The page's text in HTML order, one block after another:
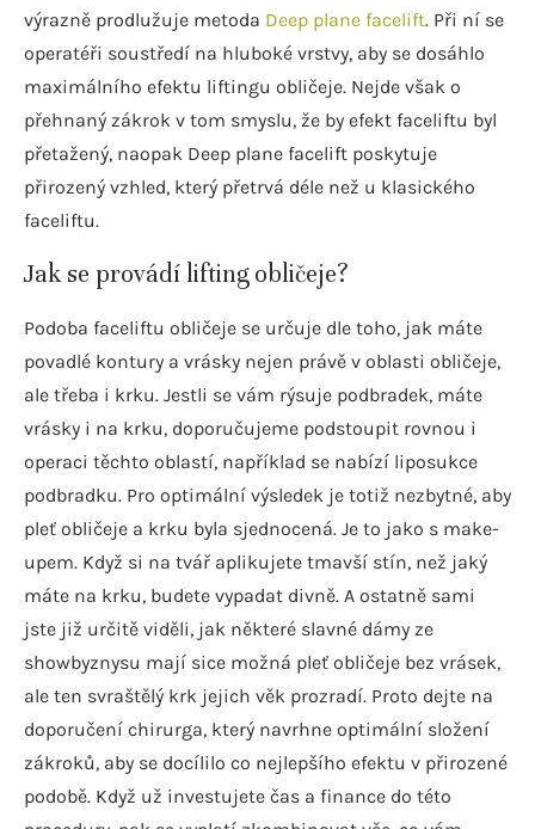
výrazně prodlužuje metoda Deep plane facelift. Při ní se
operatéři soustředí na hluboké vrstvy, aby se dosáhlo
maximálního efektu liftingu obličeje. Nejde však o
přehnaný zákrok v tom smyslu, že by efekt faceliftu byl
přetažený, naopak Deep plane facelift poskytuje
přirozený vzhled, který přetrvá déle než u klasického
faceliftu.
Jak se provádí lifting obličeje?
Podoba faceliftu obličeje se určuje dle toho, jak máte
povadlé kontury a vrásky nejen právě v oblasti obličeje,
ale třeba i krku. Jestli se vám rýsuje podbradek, máte
vrásky i na krku, doporučujeme podstoupit rovnou i
operaci těchto oblastí, například se nabízí liposukce
podbradku. Pro optimální výsledek je totiž nezbytné, aby
pleť obličeje a krku byla sjednocená. Je to jako s make-
upem. Když si na tvář aplikujete tmavší stín, než jaký
máte na krku, budete vypadat divně. A ostatně sami
jste již určitě viděli, jak některé slavné dámy ze
showbyznysu mají sice možná pleť obličeje bez vrásek,
ale ten svraštělý krk jejich věk prozradí. Proto dejte na
doporučení chirurga, který navrhne optimální složení
zákroků, aby se docílilo co nejlepšího efektu v přirozené
podobě. Když už investujete čas a finance do této